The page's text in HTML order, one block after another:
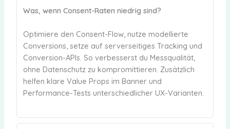
Was, wenn Consent-Raten niedrig sind?
Optimiere den Consent-Flow, nutze modellierte
Conversions, setze auf serverseitiges Tracking und
Conversion-APIs. So verbesserst du Messqualität,
ohne Datenschutz zu kompromittieren. Zusätzlich
helfen klare Value Props im Banner und
Performance-Tests unterschiedlicher UX-Varianten.